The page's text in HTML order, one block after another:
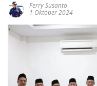
Ferry Susanto
1 Oktober 2024